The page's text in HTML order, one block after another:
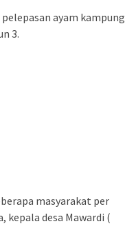
ayam kampung
3.
masyarakat per
kepala desa Mawardi (